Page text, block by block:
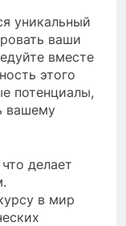
уникальный
ваши
вместе
этого
потенциалы,
вашему
делает
в мир